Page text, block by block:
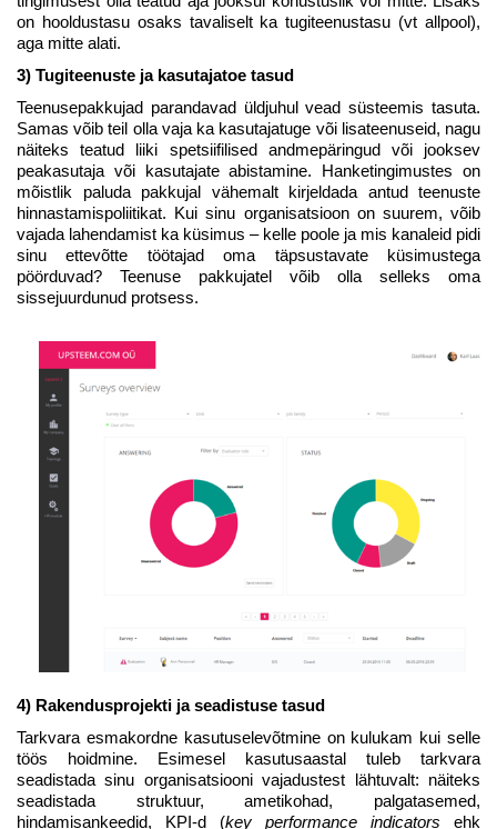
on hooldustasu osaks tavaliselt ka tugiteenustasu (vt allpool),
aga mitte alati.
3) Tugiteenuste ja kasutajatoe tasud
Teenusepakkujad parandavad üldjuhul vead süsteemis tasuta.
Samas võib teil olla vaja ka kasutajatuge või lisateenuseid, nagu
näiteks teatud liiki spetsiifilised andmepäringud või jooksev
peakasutaja või kasutajate abistamine. Hanketingimustes on
mõistlik paluda pakkujal vähemalt kirjeldada antud teenuste
hinnastamispoliitikat. Kui sinu organisatsioon on suurem, võib
vajada lahendamist ka küsimus – kelle poole ja mis kanaleid pidi
sinu ettevõtte töötajad oma täpsustavate küsimustega
pöörduvad? Teenuse pakkujatel võib olla selleks oma
sissejuurdunud protsess.
4) Rakendusprojekti ja seadistuse tasud
Tarkvara esmakordne kasutuselevõtmine on kulukam kui selle
töös hoidmine. Esimesel kasutusaastal tuleb tarkvara
seadistada sinu organisatsiooni vajadustest lähtuvalt: näiteks
seadistada struktuur, ametikohad, palgatasemed,
hindamisankeedid, KPI-d (key performance indicators ehk